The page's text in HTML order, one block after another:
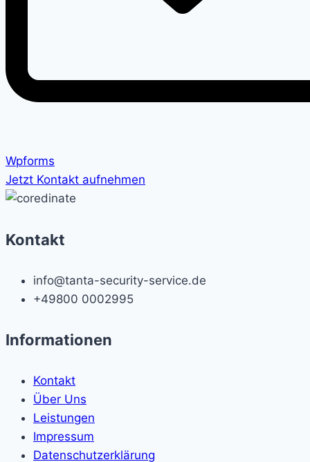
Wpforms
Jetzt Kontakt aufnehmen
Kontakt
info@tanta-security-service.de
+49800 0002995
Informationen
Kontakt
Über Uns
Leistungen
Impressum
Datenschutzerklärung